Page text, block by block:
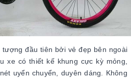
đầu tiên bởi vẻ đẹp bên ngoài
xe có thiết kế khung cực kỳ mỏng,
uyển chuyển, duyên dáng. Không